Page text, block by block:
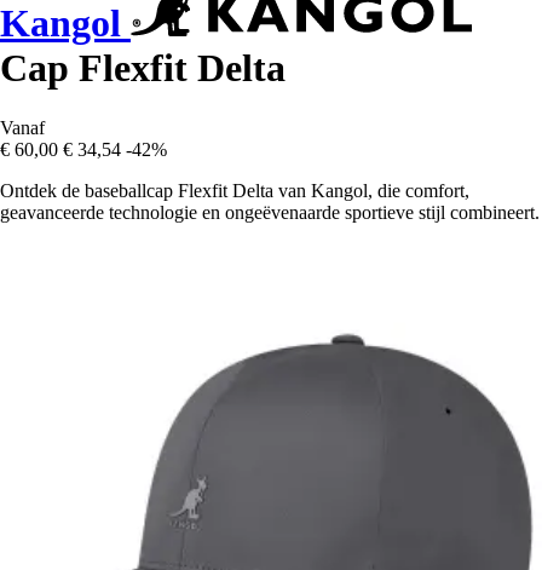
Kangol
Cap Flexfit Delta
Vanaf
€ 60,00 € 34,54 -42%
Ontdek de baseballcap Flexfit Delta van Kangol, die comfort,
geavanceerde technologie en ongeëvenaarde sportieve stijl combineert.